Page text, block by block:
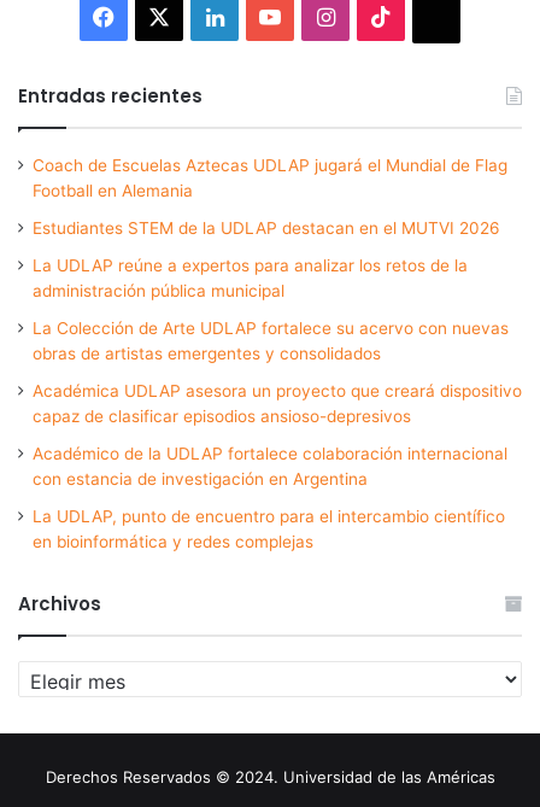
Facebook LinkedInYouTubeInstagram
Entradas recientes
Coach de Escuelas Aztecas UDLAP jugará el Mundial de Flag
Football en Alemania
Estudiantes STEM de la UDLAP destacan en el MUTVI 2026
La UDLAP reúne a expertos para analizar los retos de la
administración pública municipal
La Colección de Arte UDLAP fortalece su acervo con nuevas
obras de artistas emergentes y consolidados
Académica UDLAP asesora un proyecto que creará dispositivo
capaz de clasificar episodios ansioso-depresivos
Académico de la UDLAP fortalece colaboración internacional
con estancia de investigación en Argentina
La UDLAP, punto de encuentro para el intercambio científico
en bioinformática y redes complejas
Archivos
Archivos
Derechos Reservados © 2024. Universidad de las Américas